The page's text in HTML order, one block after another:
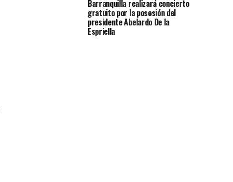
Barranquilla realizará concierto
gratuito por la posesión del
presidente Abelardo De la
Espriella